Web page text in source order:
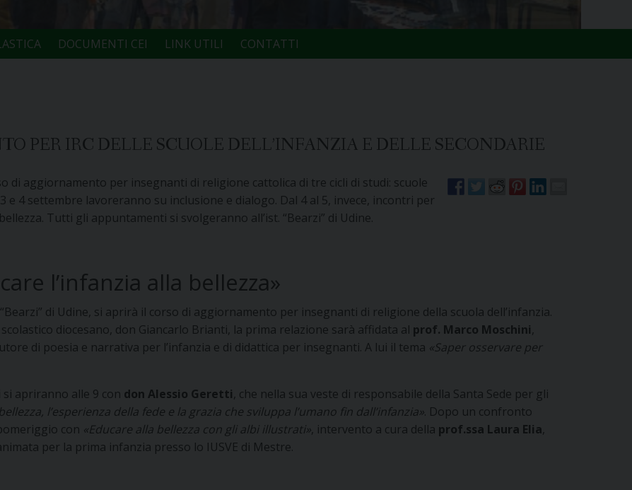
DOCUMENTI CEI LINK UTILI CONTATTI
PER IRC DELLE SCUOLE DELL’INFANZIA E DELLE SECONDARIE
di aggiornamento per insegnanti di religione cattolica di tre cicli di studi: scuole
e 4 settembre lavoreranno su inclusione e dialogo. Dal 4 al 5, invece, incontri per
Tutti gli appuntamenti si svolgeranno all’ist. “Bearzi” di Udine.
l’infanzia alla bellezza»
di Udine, si aprirà il corso di aggiornamento per insegnanti di religione della scuola dell’infanzia.
diocesano, don Giancarlo Brianti, la prima relazione sarà affidata al prof. Marco Moschini,
di poesia e narrativa per l’infanzia e di didattica per insegnanti. A lui il tema «Saper osservare per
apriranno alle 9 con don Alessio Geretti, che nella sua veste di responsabile della Santa Sede per gli
l’esperienza della fede e la grazia che sviluppa l’umano fin dall’infanzia». Dopo un confronto
con «Educare alla bellezza con gli albi illustrati», intervento a cura della prof.ssa Laura Elia,
per la prima infanzia presso lo IUSVE di Mestre.